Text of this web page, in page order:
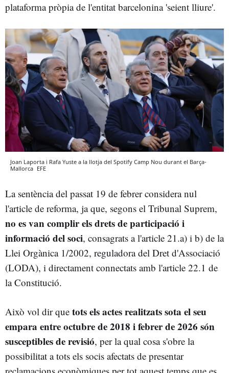
plataforma pròpia de l'entitat barcelonina 'seient lliure'.
Joan Laporta i Rafa Yuste a la llotja del Spotify Camp Nou durant el Barça-
Mallorca EFE
La sentència del passat 19 de febrer considera nul
l'article de reforma, ja que, segons el Tribunal Suprem,
no es van complir els drets de participació i
informació del soci, consagrats a l'article 21.a) i b) de la
Llei Orgànica 1/2002, reguladora del Dret d'Associació
(LODA), i directament connectats amb l'article 22.1 de
la Constitució.
Això vol dir que tots els actes realitzats sota el seu
empara entre octubre de 2018 i febrer de 2026 són
susceptibles de revisió, per la qual cosa s'obre la
possibilitat a tots els socis afectats de presentar